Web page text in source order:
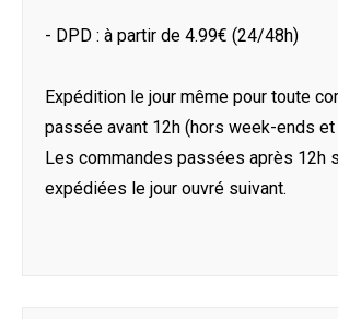
- DPD : à partir de 4.99€ (24/48h)
Expédition le jour même pour toute
passée avant 12h (hors week-ends
Les commandes passées après 12h
expédiées le jour ouvré suivant.